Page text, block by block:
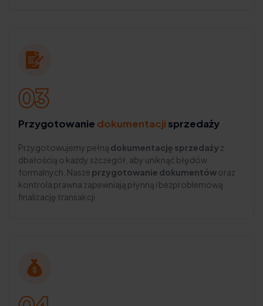
Przygotowanie dokumentacji sprzedaży
Przygotowujemy pełną dokumentację sprzedaży z
dbałością o każdy szczegół, aby uniknąć błędów
formalnych. Nasze przygotowanie dokumentóworaz
kontrola prawna zapewniają płynną i bezproblemową
finalizację transakcji.